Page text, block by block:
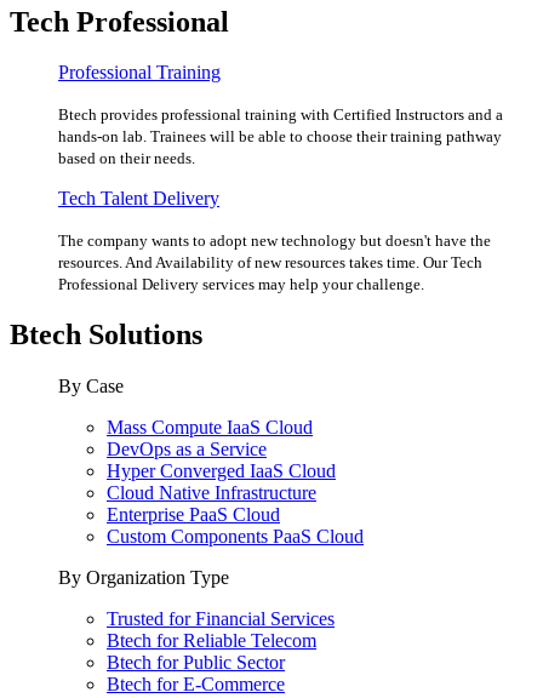
Tech Professional
Professional Training
Btech provides professional training with Certified Instructors and a
hands-on lab. Trainees will be able to choose their training pathway
based on their needs.
Tech Talent Delivery
The company wants to adopt new technology but doesn't have the
resources. And Availability of new resources takes time. Our Tech
Professional Delivery services may help your challenge.
Btech Solutions
By Case
Mass Compute IaaS Cloud
DevOps as a Service
Hyper Converged IaaS Cloud
Cloud Native Infrastructure
Enterprise PaaS Cloud
Custom Components PaaS Cloud
By Organization Type
Trusted for Financial Services
Btech for Reliable Telecom
Btech for Public Sector
Btech for E-Commerce